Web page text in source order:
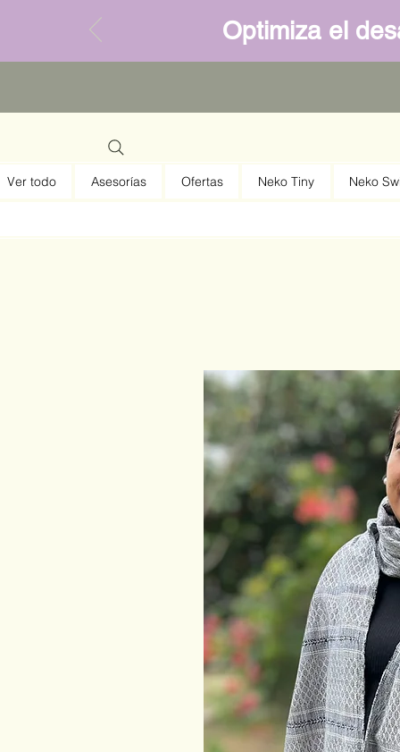
Optimiza el
Ver todo Asesorías Ofertas Neko Tiny Neko